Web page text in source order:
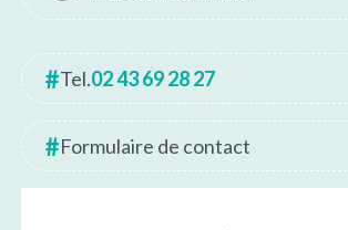
Tel.02 43 69 28 27
Formulaire de contact